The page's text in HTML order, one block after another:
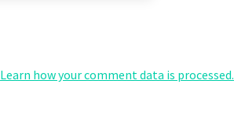
Learn how your comment data is processed.